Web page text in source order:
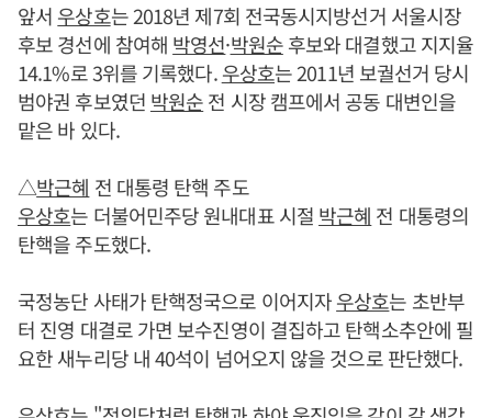
앞서 우상호는 2018년 제7회 전국동시지방선거 서울시장
후보 경선에 참여해 박영선·박원순후보와 대결했고 지지율
14.1%로 3위를 기록했다.우상호는 2011년 보궐선거 당시
범야권 후보였던 박원순전 시장 캠프에서 공동 대변인을
맡은 바 있다.
△박근혜 전 대통령 탄핵 주도
우상호는 더불어민주당 원내대표 시절 박근혜 전 대통령의
탄핵을 주도했다.
국정농단 사태가 탄핵정국으로 이어지자우상호는 초반부
터 진영 대결로 가면 보수진영이 결집하고 탄핵소추안에 필
요한 새누리당 내 40석이 넘어오지 않을 것으로 판단했다.